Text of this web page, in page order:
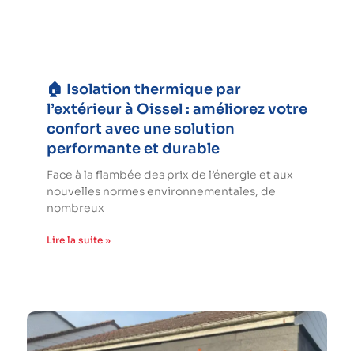
🏠 Isolation thermique par
l’extérieur à Oissel : améliorez votre
confort avec une solution
performante et durable
Face à la flambée des prix de l’énergie et aux
nouvelles normes environnementales, de
nombreux
Lire la suite »